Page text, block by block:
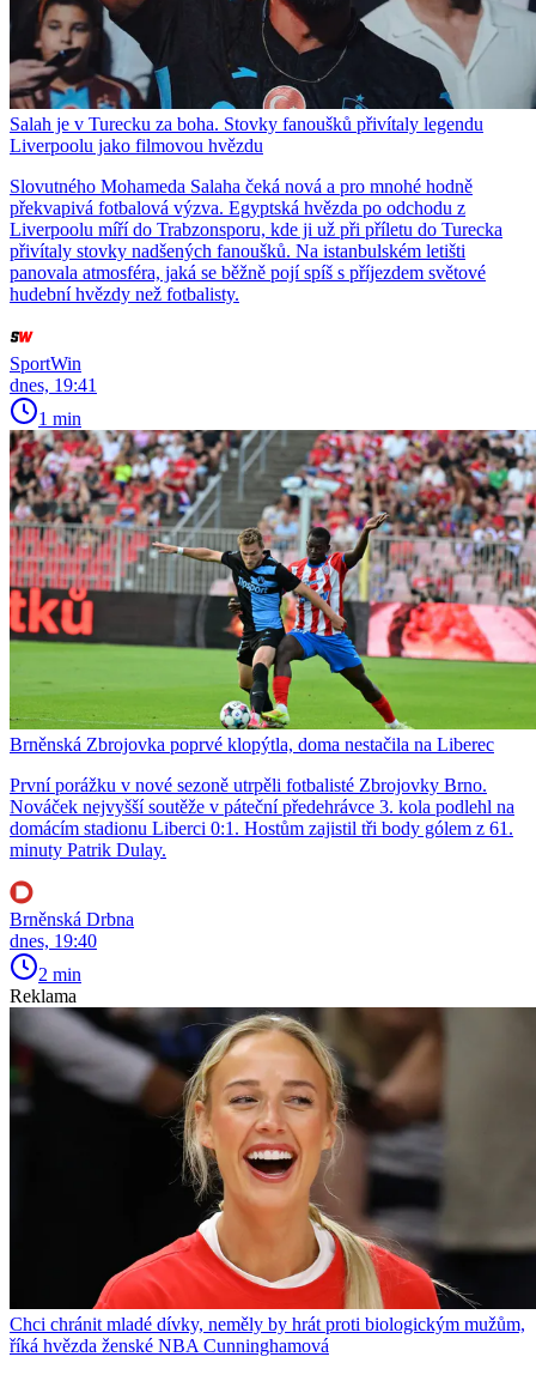
Salah je v Turecku za boha. Stovky fanoušků přivítaly legendu
Liverpoolu jako filmovou hvězdu
Slovutného Mohameda Salaha čeká nová a pro mnohé hodně
překvapivá fotbalová výzva. Egyptská hvězda po odchodu z
Liverpoolu míří do Trabzonsporu, kde ji už při příletu do Turecka
přivítaly stovky nadšených fanoušků. Na istanbulském letišti
panovala atmosféra, jaká se běžně pojí spíš s příjezdem světové
hudební hvězdy než fotbalisty.
SportWin
dnes, 19:41
1 min
Brněnská Zbrojovka poprvé klopýtla, doma nestačila na Liberec
První porážku v nové sezoně utrpěli fotbalisté Zbrojovky Brno.
Nováček nejvyšší soutěže v páteční předehrávce 3. kola podlehl na
domácím stadionu Liberci 0:1. Hostům zajistil tři body gólem z 61.
minuty Patrik Dulay.
Brněnská Drbna
dnes, 19:40
2 min
Reklama
Chci chránit mladé dívky, neměly by hrát proti biologickým mužům,
říká hvězda ženské NBA Cunninghamová